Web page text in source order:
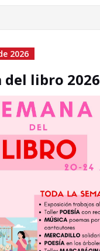
2026
del libro 2026